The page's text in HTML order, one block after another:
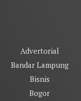
Advertorial
Bandar Lampung
Bisnis
Bogor